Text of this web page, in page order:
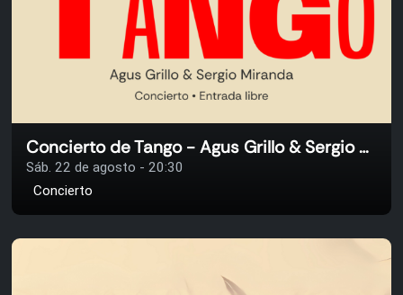
Concierto de Tango - Agus Grillo & Sergio Miranda
Sáb. 22 de agosto - 20:30
Concierto